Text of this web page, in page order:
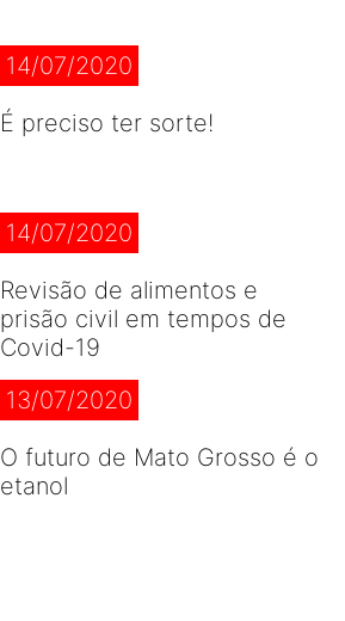
14/07/2020
É preciso ter sorte!
14/07/2020
Revisão de alimentos e
prisão civil em tempos de
Covid-19
13/07/2020
O futuro de Mato Grosso é o
etanol